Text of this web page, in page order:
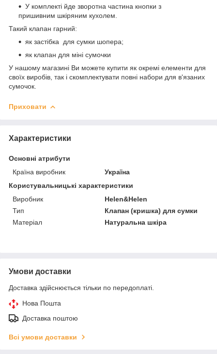
У комплекті йде зворотна частина кнопки з
пришивним шкіряним кухолем.
Такий клапан гарний:
як застібка для сумки шопера;
як клапан для міні сумочки
У нашому магазині Ви можете купити як окремі елементи для
своїх виробів, так і скомплектувати повні набори для в'язаних
сумочок.
Приховати
Характеристики
Основні атрибути
Країна виробник
Україна
Користувальницькі характеристики
Виробник
Helen&Helen
Тип
Клапан (кришка) для сумки
Матеріал
Натуральна шкіра
Умови доставки
Доставка здійснюється тільки по передоплаті.
Нова Пошта
Доставка поштою
Всі умови доставки